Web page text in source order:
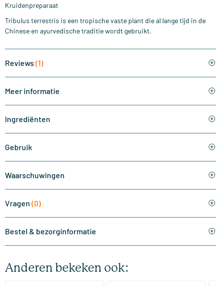
Kruidenpreparaat
Tribulus terrestris is een tropische vaste plant die al lange tijd in de
Chinese en ayurvedische traditie wordt gebruikt.
Reviews (1)
Meer informatie
Ingrediënten
Gebruik
Waarschuwingen
Vragen (0)
Bestel & bezorginformatie
Anderen bekeken ook: